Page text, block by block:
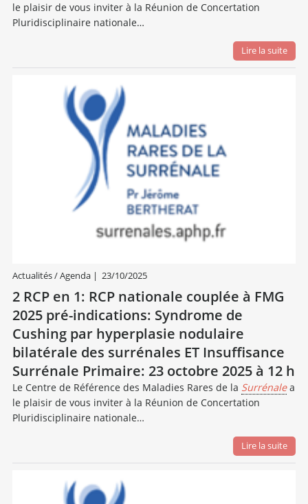
le plaisir de vous inviter à la Réunion de Concertation
Pluridisciplinaire nationale…
Lire la suite
Actualités / Agenda| 23/10/2025
2 RCP en 1: RCP nationale couplée à FMG
2025 pré-indications: Syndrome de
Cushing par hyperplasie nodulaire
bilatérale des surrénales ET Insuffisance
Surrénale Primaire: 23 octobre 2025 à 12 h
Le Centre de Référence des Maladies Rares de la Surrénalea
le plaisir de vous inviter à la Réunion de Concertation
Pluridisciplinaire nationale…
Lire la suite